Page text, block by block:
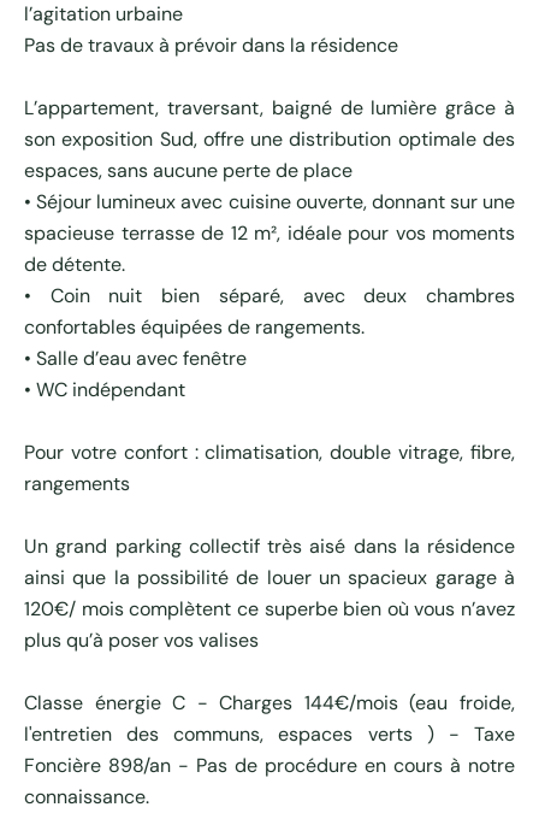
l’agitation urbaine
Pas de travaux à prévoir dans la résidence
L’appartement, traversant, baigné de lumière grâce à
son exposition Sud, offre une distribution optimale des
espaces, sans aucune perte de place
• Séjour lumineux avec cuisine ouverte, donnant sur une
spacieuse terrasse de 12 m², idéale pour vos moments
de détente.
• Coin nuit bien séparé, avec deux chambres
confortables équipées de rangements.
• Salle d’eau avec fenêtre
• WC indépendant
Pour votre confort : climatisation, double vitrage, fibre,
rangements
Un grand parking collectif très aisé dans la résidence
ainsi que la possibilité de louer un spacieux garage à
120€/ mois complètent ce superbe bien où vous n’avez
plus qu’à poser vos valises
Classe énergie C - Charges 144€/mois (eau froide,
l'entretien des communs, espaces verts ) - Taxe
Foncière 898/an - Pas de procédure en cours à notre
connaissance.